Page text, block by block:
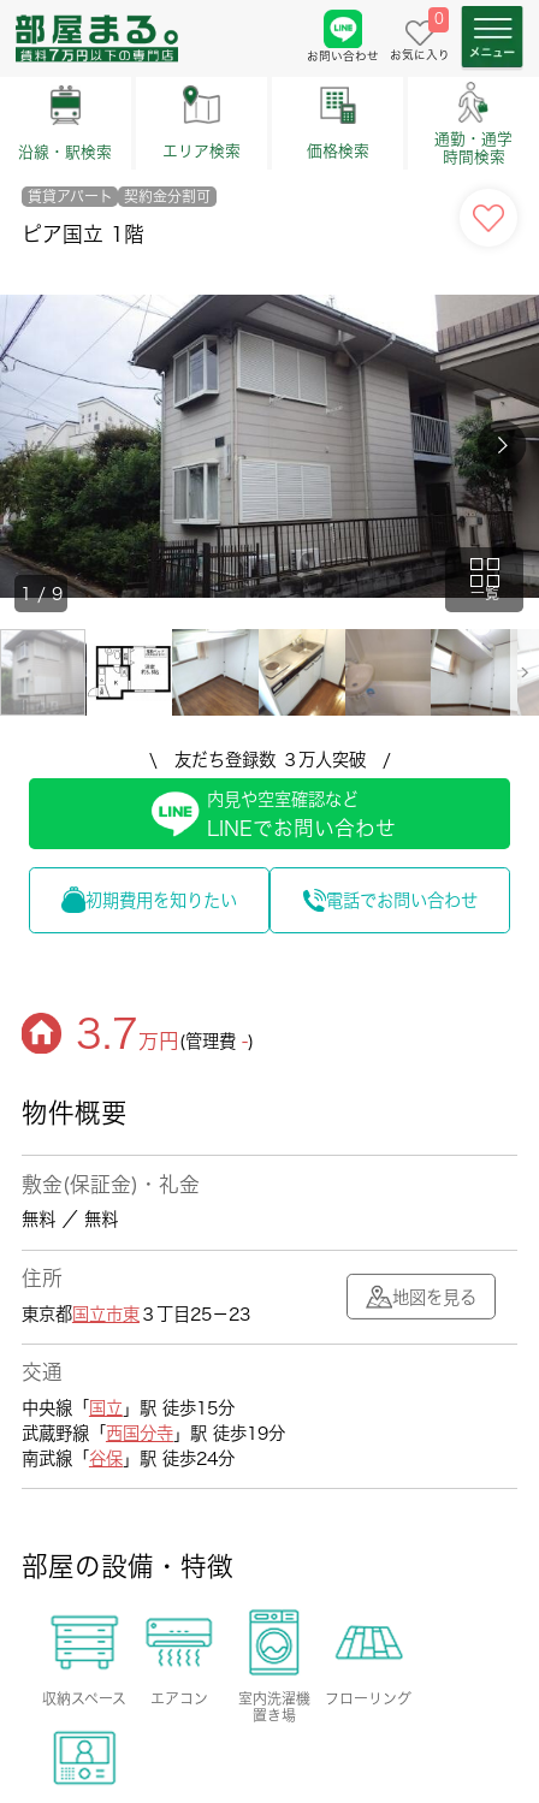
お問い合わせ
0
お気に入り
沿線・駅検索 エリア検索 価格検索
通勤・通学
時間検索
賃貸アパート 契約金分割可
ピア国立 1階
一覧
1/9
\ 友だち登録数 ３万人突破 /
内見や空室確認など
LINEでお問い合わせ
初期費用を知りたい 電話でお問い合わせ
3.7万円 (管理費-)
物件概要
敷金(保証金)・礼金
無料 ／ 無料
住所
東京都国立市東３丁目25－23
地図を見る
交通
中央線「 国立 」駅 徒歩15分
武蔵野線「 西国分寺」駅 徒歩19分
南武線「 谷保」駅 徒歩24分
部屋の設備・特徴
収納スペース エアコン
室内洗濯機
置き場
フローリング